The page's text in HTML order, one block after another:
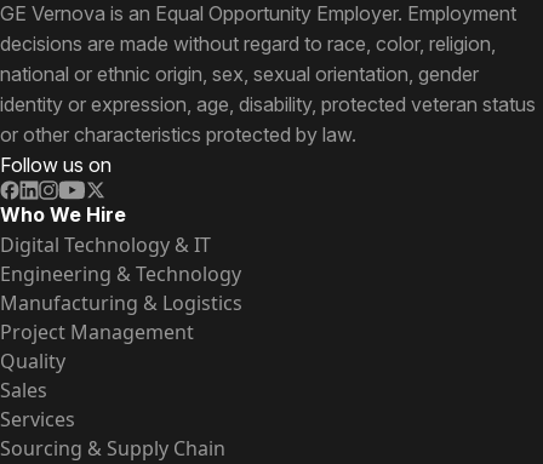
GE Vernova is an Equal Opportunity Employer. Employment
decisions are made without regard to race, color, religion,
national or ethnic origin, sex, sexual orientation, gender
identity or expression, age, disability, protected veteran status
or other characteristics protected by law.
Follow us on
Who We Hire
Digital Technology & IT
Engineering & Technology
Manufacturing & Logistics
Project Management
Quality
Sales
Services
Sourcing & Supply Chain